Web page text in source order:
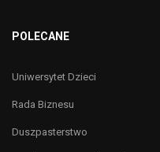
POLECANE
Uniwersytet Dzieci
Rada Biznesu
Duszpasterstwo